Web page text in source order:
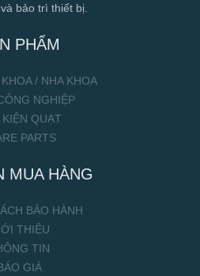
bảo trì thiết bị.
PHẨM
/ NHA KHOA
NGHIỆP
KIỆN QUẠT
PARTS
MUA HÀNG
BẢO HÀNH
THIỆU
TIN
GIÁ